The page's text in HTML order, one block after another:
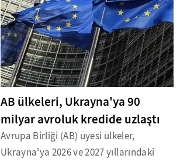
AB ülkeleri, Ukrayna'ya 90
milyar avroluk kredide uzlaştı
Avrupa Birliği (AB) üyesi ülkeler,
Ukrayna'ya 2026 ve 2027 yıllarındaki